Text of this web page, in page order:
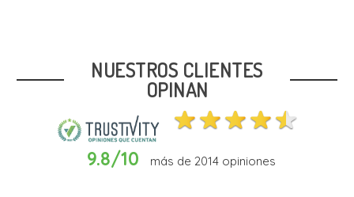
NUESTROS CLIENTES
OPINAN
9.8/10 más de 2014opiniones